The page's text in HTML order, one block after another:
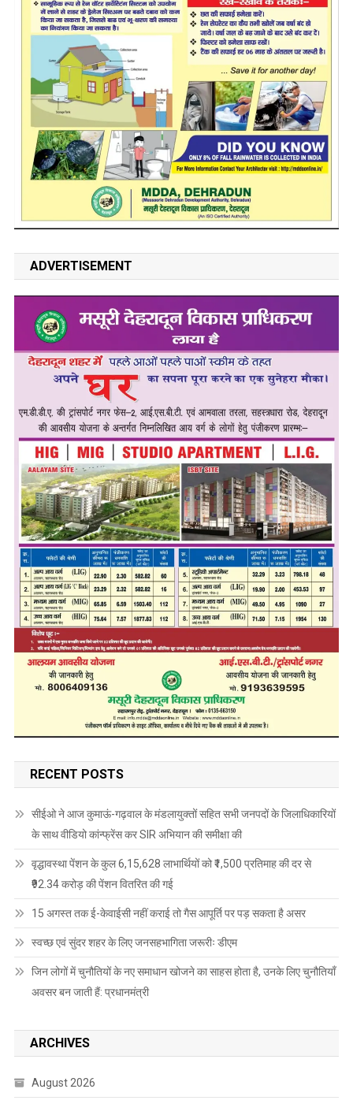
ADVERTISEMENT
RECENT POSTS
सीईओ ने आज कुमाऊं-गढ़वाल के मंडलायुक्तों सहित सभी जनपदों के जिलाधिकारियों
के साथ वीडियो कांन्फ्रेंस कर SIR अभियान की समीक्षा की
वृद्धावस्था पेंशन के कुल 6,15,628 लाभार्थियों को ₹1,500 प्रतिमाह की दर से
₹92.34 करोड़ की पेंशन वितरित की गई
15 अगस्त तक ई-केवाईसी नहीं कराई तो गैस आपूर्ति पर पड़ सकता है असर
स्वच्छ एवं सुंदर शहर के लिए जनसहभागिता जरूरीः डीएम
जिन लोगों में चुनौतियों के नए समाधान खोजने का साहस होता है, उनके लिए चुनौतियाँ
अवसर बन जाती हैं: प्रधानमंत्री
ARCHIVES
August 2026